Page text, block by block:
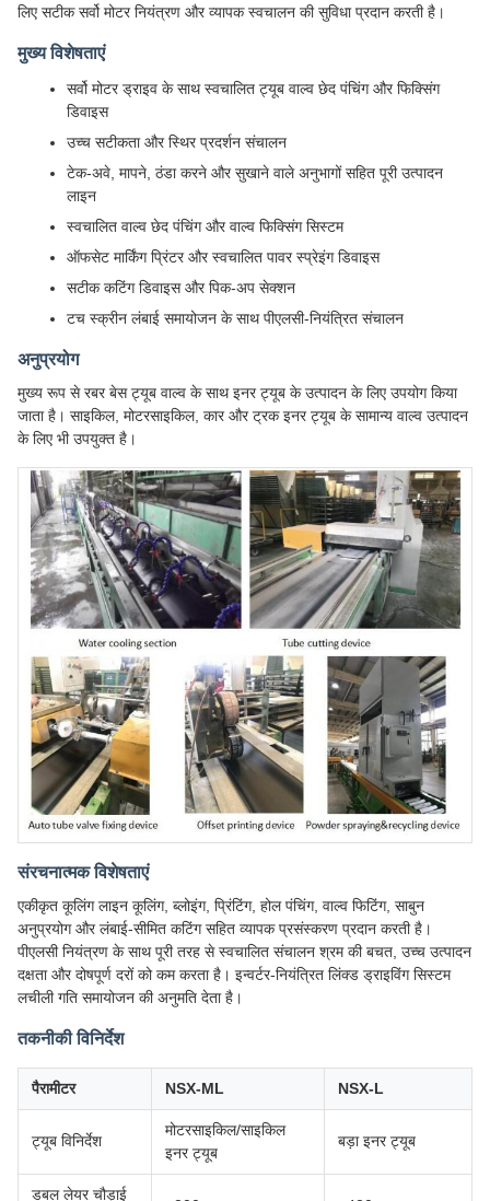
लिए सटीक सर्वो मोटर नियंत्रण और व्यापक स्वचालन की सुविधा प्रदान करती है।
मुख्य विशेषताएं
सर्वो मोटर ड्राइव के साथ स्वचालित ट्यूब वाल्व छेद पंचिंग और फिक्सिंग
डिवाइस
उच्च सटीकता और स्थिर प्रदर्शन संचालन
टेक-अवे, मापने, ठंडा करने और सुखाने वाले अनुभागों सहित पूरी उत्पादन
लाइन
स्वचालित वाल्व छेद पंचिंग और वाल्व फिक्सिंग सिस्टम
ऑफसेट मार्किंग प्रिंटर और स्वचालित पावर स्प्रेइंग डिवाइस
सटीक कटिंग डिवाइस और पिक-अप सेक्शन
टच स्क्रीन लंबाई समायोजन के साथ पीएलसी-नियंत्रित संचालन
अनुप्रयोग
मुख्य रूप से रबर बेस ट्यूब वाल्व के साथ इनर ट्यूब के उत्पादन के लिए उपयोग किया
जाता है। साइकिल, मोटरसाइकिल, कार और ट्रक इनर ट्यूब के सामान्य वाल्व उत्पादन
के लिए भी उपयुक्त है।
संरचनात्मक विशेषताएं
एकीकृत कूलिंग लाइन कूलिंग, ब्लोइंग, प्रिंटिंग, होल पंचिंग, वाल्व फिटिंग, साबुन
अनुप्रयोग और लंबाई-सीमित कटिंग सहित व्यापक प्रसंस्करण प्रदान करती है।
पीएलसी नियंत्रण के साथ पूरी तरह से स्वचालित संचालन श्रम की बचत, उच्च उत्पादन
दक्षता और दोषपूर्ण दरों को कम करता है। इन्वर्टर-नियंत्रित लिंक्ड ड्राइविंग सिस्टम
लचीली गति समायोजन की अनुमति देता है।
तकनीकी विनिर्देश
पैरामीटर NSX-ML NSX-L
ट्यूब विनिर्देश
मोटरसाइकिल/साइकिल
इनर ट्यूब
बड़ा इनर ट्यूब
डबल लेयर चौड़ाई